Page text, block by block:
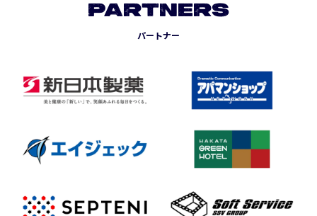
PARTNERS
パートナー